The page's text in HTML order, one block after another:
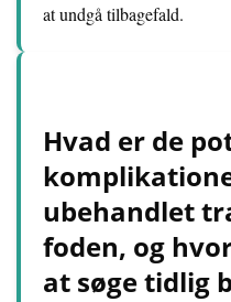
at undgå tilbagefald.
Hvad er de
ubehandlet
foden, og
at søge tidlig